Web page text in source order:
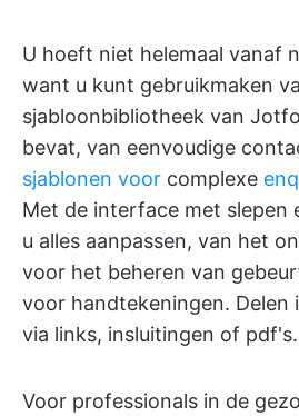
U hoeft niet helemaal vanaf
want u kunt gebruikmaken
sjabloonbibliotheek van
bevat, van eenvoudige
sjablonen voor complexe
Met de interface met slepen
u alles aanpassen, van het
voor het beheren van
voor handtekeningen. Delen
via links, insluitingen of pdf's.
Voor professionals in de